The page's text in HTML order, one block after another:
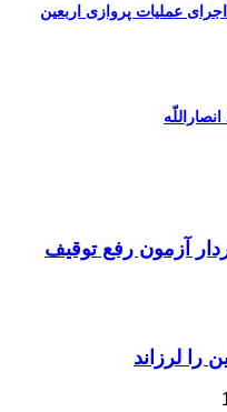
عملیات پروازی اربعین
آزمون رفع توقیف